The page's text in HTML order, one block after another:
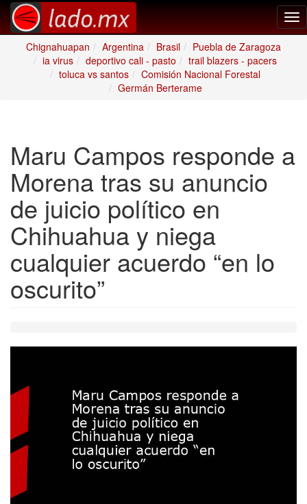
Chignahuapan
Argentina Brasil
Puebla de Zaragoza
ia virus
deportivo cali - pasto
trail blazers - pacers
toluca vs santos
Comisión Nacional Forestal
Germán Berterame
Maru Campos responde a
Morena tras su anuncio
de juicio político en
Chihuahua y niega
cualquier acuerdo “en lo
oscurito”